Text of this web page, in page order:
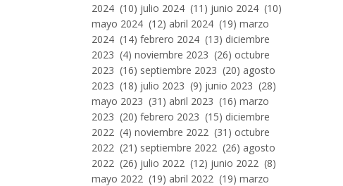
2024 (10) julio 2024 (11) junio 2024 (10)
mayo 2024 (12) abril 2024 (19) marzo
2024 (14) febrero 2024 (13) diciembre
2023 (4) noviembre 2023 (26) octubre
2023 (16) septiembre 2023 (20) agosto
2023 (18) julio 2023 (9) junio 2023 (28)
mayo 2023 (31) abril 2023 (16) marzo
2023 (20) febrero 2023 (15) diciembre
2022 (4) noviembre 2022 (31) octubre
2022 (21) septiembre 2022 (26) agosto
2022 (26) julio 2022 (12) junio 2022 (8)
mayo 2022 (19) abril 2022 (19) marzo